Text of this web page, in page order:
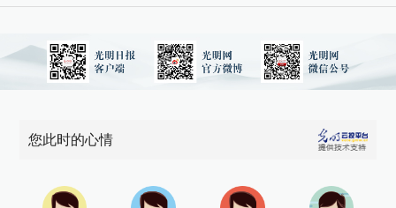
您此时的心情